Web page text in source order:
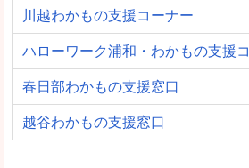
川越わかもの支援コーナー
ハローワーク浦和・わかもの支援
春日部わかもの支援窓口
越谷わかもの支援窓口